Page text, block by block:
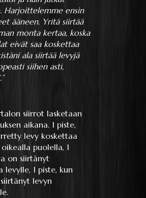
Harjoittelemme ensin
ääneen. Yritä siirtää
monta kertaa, koska
eivät saa koskettaa
ala siirtää levyjä
siihen asti,
siirrot lasketaan
aikana. 1 piste,
levy koskettaa
puolella, 1
on siirtänyt
levylle, 1 piste, kun
levyn